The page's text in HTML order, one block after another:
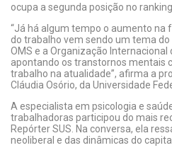
ocupa a segunda posição no
“Já há algum tempo o aumento
do trabalho vem sendo um tema
OMS e a Organização Internacional
apontando os transtornos mentais
trabalho na atualidade”, afirma a
Cláudia Osório, da Universidade
A especialista em psicologia e
trabalhadoras participou do mais
Repórter SUS. Na conversa, ela
neoliberal e das dinâmicas do